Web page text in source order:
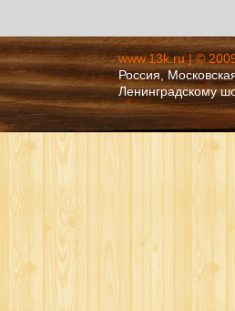
www.13k.ru | ©
Россия,
Ленинградскому